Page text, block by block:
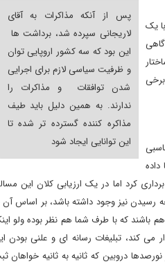
پس از آنکه مذاکرات به آقای
لاریجانی سپرده شد، برداشت ها
این بود که سه کشور اروپایی توان
و ظرفیت سیاسی لازم برای اجرایی
شدن توافقات و مذاکرات را
ندارند. به همین دلیل باید طیف
مذاکره کننده گسترده تر شده تا
این توانایی ایجاد شود
یک
برخی
روش مناسبی
کرد اما در یک ارزیابی کلان این
رسیدن نیز وجود داشته باشد، بر اساس آن
باشند که با طرف شما هم نظر بوده ولو
می کند، تبلیغات رسانه ای و علنی بودن
دروبین که ثانیه به ثانیه خواهان